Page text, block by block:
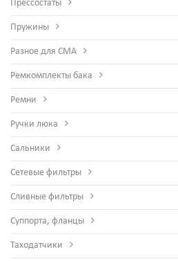
Прессостаты
Пружины
Разное для СМА
Ремкомплекты бака
Ремни
Ручки люка
Сальники
Сетевые фильтры
Сливные фильтры
Суппорта, фланцы
Таходатчики